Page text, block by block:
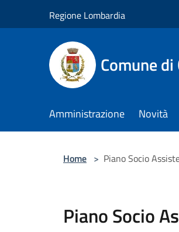
Regione Lombardia
Comune di
Amministrazione Novità
Home > Piano Socio
Piano Socio